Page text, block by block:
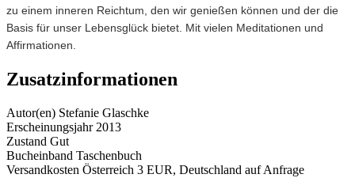
zu einem inneren Reichtum, den wir genießen können und der die
Basis für unser Lebensglück bietet. Mit vielen Meditationen und
Affirmationen.
Zusatzinformationen
Autor(en) Stefanie Glaschke
Erscheinungsjahr 2013
Zustand Gut
Bucheinband Taschenbuch
Versandkosten Österreich 3 EUR, Deutschland auf Anfrage